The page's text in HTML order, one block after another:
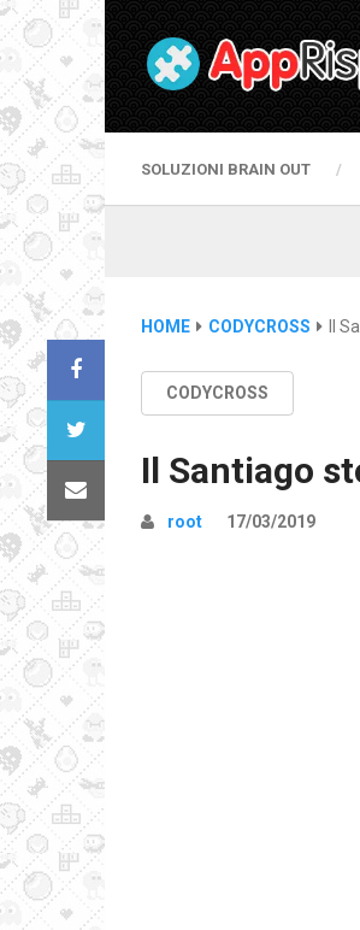
SOLUZIONI BRAIN OUT
HOME CODYCROSS Il
CODYCROSS
Il Santiago
root 17/03/2019